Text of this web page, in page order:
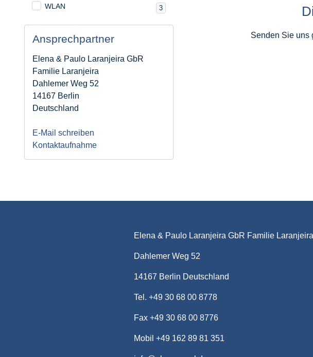
WLAN 3
Ansprechpartner
Elena & Paulo Laranjeira GbR
Familie Laranjeira
Dahlemer Weg 52
14167 Berlin
Deutschland
E-Mail schreiben
Kontaktaufnahme
Senden Sie uns
Elena & Paulo Laranjeira GbR Familie Laranjeira
Dahlemer Weg 52
14167 Berlin Deutschland
Tel. +49 30 68 00 8778
Fax +49 30 68 00 8776
Mobil +49 162 89 81 351